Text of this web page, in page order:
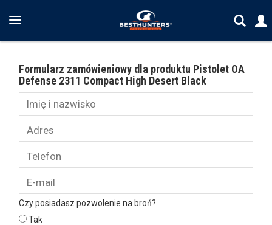
Formularz zamówieniowy dla produktu Pistolet OA
Defense 2311 Compact High Desert Black
Czy posiadasz pozwolenie na broń?
Tak